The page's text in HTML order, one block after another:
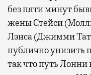
без пяти минут
жены Стейси
Лэнса (Джимми
публично унизить
так что путь Лонни